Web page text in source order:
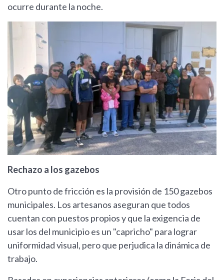
ocurre durante la noche.
Rechazo a los gazebos
Otro punto de fricción es la provisión de 150 gazebos
municipales. Los artesanos aseguran que todos
cuentan con puestos propios y que la exigencia de
usar los del municipio es un "capricho" para lograr
uniformidad visual, pero que perjudica la dinámica de
trabajo.